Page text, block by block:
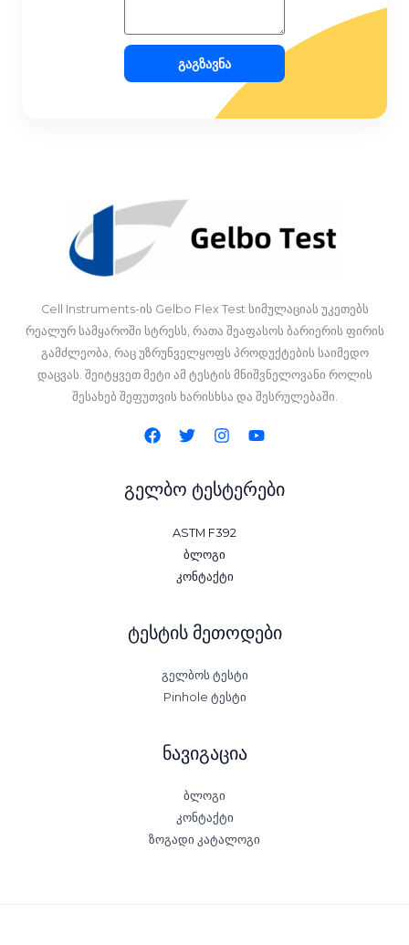
Გაგზავნა
Cell Instruments-ის Gelbo Flex Test სიმულაციას უკეთებს
რეალურ სამყაროში სტრესს, რათა შეაფასოს ბარიერის ფირის
გამძლეობა, რაც უზრუნველყოფს პროდუქტების საიმედო
დაცვას. შეიტყვეთ მეტი ამ ტესტის მნიშვნელოვანი როლის
შესახებ შეფუთვის ხარისხსა და შესრულებაში.
გელბო ტესტერები
ASTM F392
ბლოგი
კონტაქტი
ტესტის მეთოდები
გელბოს ტესტი
Pinhole ტესტი
ნავიგაცია
ბლოგი
კონტაქტი
ზოგადი კატალოგი